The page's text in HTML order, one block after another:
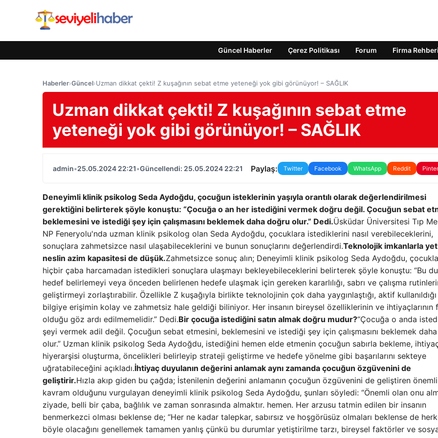
Güncel Haberler Çerez Politikası Forum Firma Rehberi
Haberler›Güncel›Uzman dikkat çekti! Z kuşağının sebat etme yeteneği yok gibi görünüyor! – SAĞLIK
Uzman dikkat çekti! Z kuşağının sebat etme
yeteneği yok gibi görünüyor! – SAĞLIK
admin•25.05.2024 22:21•Güncellendi: 25.05.2024 22:21 Paylaş: Twitter Facebook WhatsApp Reddit
Deneyimli klinik psikolog Seda Aydoğdu, çocuğun isteklerinin yaşıyla orantılı olarak değerlendirilmesi
gerektiğini belirterek şöyle konuştu: “Çocuğa o an her istediğini vermek doğru değil. Çocuğun sebat
beklemesini ve istediği şey için çalışmasını beklemek daha doğru olur.” Dedi.Üsküdar Üniversitesi Tıp
NP Feneryolu'nda uzman klinik psikolog olan Seda Aydoğdu, çocuklara istediklerini nasıl verebileceklerini,
sonuçlara zahmetsizce nasıl ulaşabileceklerini ve bunun sonuçlarını değerlendirdi.Teknolojik imkanlarla
neslin azim kapasitesi de düşük.Zahmetsizce sonuç alın; Deneyimli klinik psikolog Seda Aydoğdu,
hiçbir çaba harcamadan istedikleri sonuçlara ulaşmayı bekleyebileceklerini belirterek şöyle konuştu: “Bu
hedef belirlemeyi veya önceden belirlenen hedefe ulaşmak için gereken kararlılığı, sabrı ve çalışma
geliştirmeyi zorlaştırabilir. Özellikle Z kuşağıyla birlikte teknolojinin çok daha yaygınlaştığı, aktif
bilgiye erişimin kolay ve zahmetsiz hale geldiği biliniyor. Her insanın bireysel özelliklerinin ve ihtiyaçlarının
olduğu göz ardı edilmemelidir.” Dedi.Bir çocuğa istediğini satın almak doğru mudur?“Çocuğa o anda
şeyi vermek adil değil. Çocuğun sebat etmesini, beklemesini ve istediği şey için çalışmasını beklemek
olur.” Uzman klinik psikolog Seda Aydoğdu, istediğini hemen elde etmenin çocuğun sabırla bekleme,
hiyerarşisi oluşturma, öncelikleri belirleyip strateji geliştirme ve hedefe yönelme gibi başarılarını sekteye
uğratabileceğini açıkladı.İhtiyaç duyulanın değerini anlamak aynı zamanda çocuğun özgüvenini de
geliştirir.Hızla akıp giden bu çağda; İstenilenin değerini anlamanın çocuğun özgüvenini de geliştiren
kavram olduğunu vurgulayan deneyimli klinik psikolog Seda Aydoğdu, şunları söyledi: “Önemli olan onu
ziyade, belli bir çaba, bağlılık ve zaman sonrasında almaktır. hemen. Her arzusu tatmin edilen bir insanın
benmerkezci olması beklense de; “Her ne kadar talepkar, sabırsız ve hoşgörüsüz olmaları beklense de
böyle olacağını genellemek tamamen yanlış çünkü bu durumlar yetiştirilme tarzı, bireysel faktörler ve